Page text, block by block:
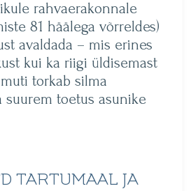
rahvaerakonnale
81 häälega võrreldes)
avaldada – mis erines
kui ka riigi üldisemast
torkab silma
suurem toetus asunike
TARTUMAAL JA